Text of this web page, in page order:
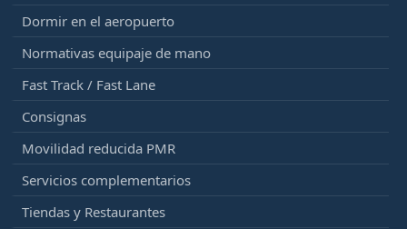
Dormir en el aeropuerto
Normativas equipaje de mano
Fast Track / Fast Lane
Consignas
Movilidad reducida PMR
Servicios complementarios
Tiendas y Restaurantes